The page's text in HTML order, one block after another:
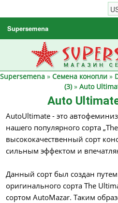
Supersemena
Семена конопли
Другие товары
Как заказать / FAQ
Supersemena » Семена конопли »
(3)» Auto
Auto
AutoUltimate - это
нашего популярного сорта
высококачественный сорт
сильным эффектом и
Данный сорт был создан
оригинального сорта The
сортом AutoMazar. Таким